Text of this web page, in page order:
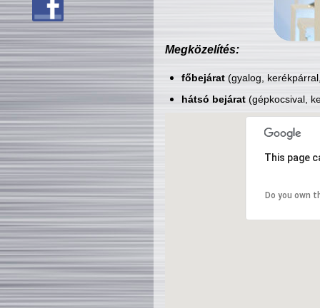
Megközelítés:
főbejárat(gyalog,
hátsó bejárat(gépkocsival,
This page
Do you own